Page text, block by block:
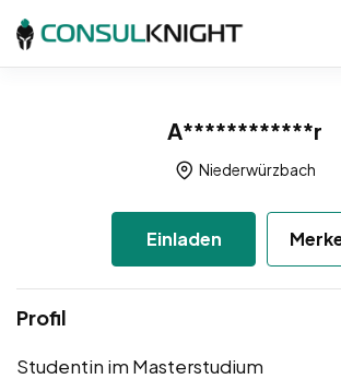
A************r
Niederwürzbach
Einladen
Profil
Studentin im Masterstudium